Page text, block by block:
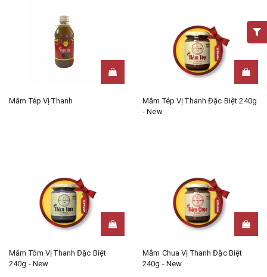
Mắm Tép Vị Thanh
Mắm Tép Vị Thanh Đặc Biệt 240g
- New
Mắm Tôm Vị Thanh Đặc Biệt
240g - New
Mắm Chua Vị Thanh Đặc Biệt
240g - New